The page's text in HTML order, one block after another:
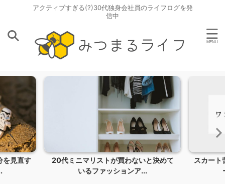
アクティブすぎる(?)30代独身会社員のライフログを発
信中
を見直す
20代ミニマリストが買わないと決めて
いるファッションア...
スカート